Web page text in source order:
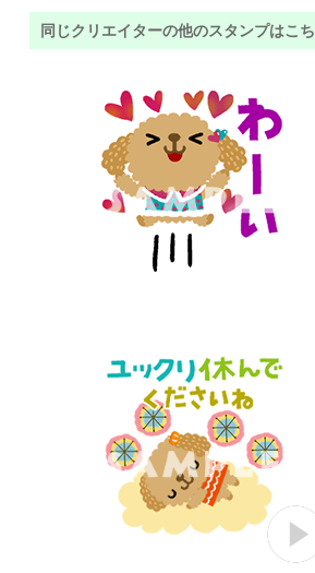
同じクリエイターの他のスタンプはこ